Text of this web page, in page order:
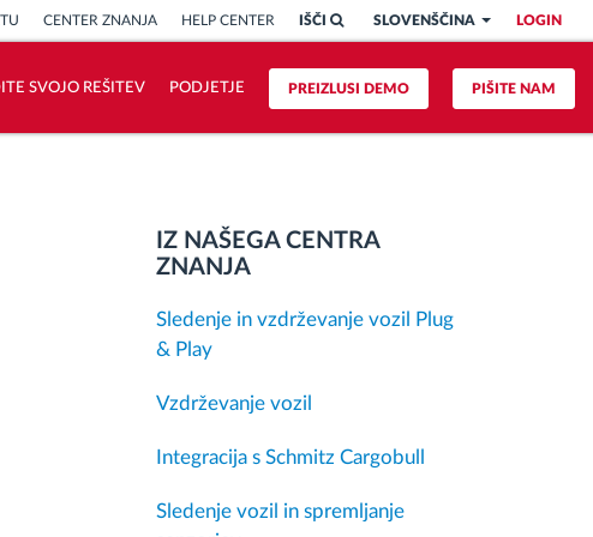
LOGIN
SLOVENŠČINA
IŠČI
CENTER ZNANJA HELP CENTER
PIŠITE NAM
PREIZLUSI DEMO
SVOJO REŠITEV PODJETJE
IZ NAŠEGA CENTRA
ZNANJA
Sledenje in vzdrževanje vozil Plug
& Play
Vzdrževanje vozil
Integracija s Schmitz Cargobull
Sledenje vozil in spremljanje